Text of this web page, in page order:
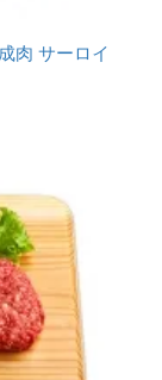
肉 サーロイ